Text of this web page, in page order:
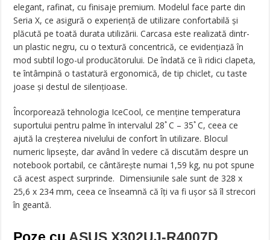
elegant, rafinat, cu finisaje premium. Modelul face parte din
Seria X, ce asigură o experiență de utilizare confortabilă și
plăcută pe toată durata utilizării. Carcasa este realizată dintr-
un plastic negru, cu o textură concentrică, ce evidențiază în
mod subtil logo-ul producătorului. De îndată ce îi ridici clapeta,
te întâmpină o tastatură ergonomică, de tip chiclet, cu taste
joase și destul de silențioase.
Încorporează tehnologia IceCool, ce menține temperatura
suportului pentru palme în intervalul 28ﾟC – 35ﾟC, ceea ce
ajută la creșterea nivelului de confort în utilizare. Blocul
numeric lipsește, dar având în vedere că discutăm despre un
notebook portabil, ce cântărește numai 1,59 kg, nu pot spune
că acest aspect surprinde. Dimensiunile sale sunt de 328 x
25,6 x 234 mm, ceea ce înseamnă că îți va fi ușor să îl strecori
în geantă.